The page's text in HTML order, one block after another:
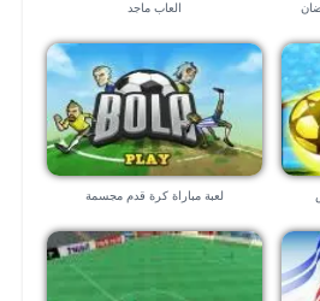
العاب ماجد
لعبة مباراة كرة قدم مجسمة